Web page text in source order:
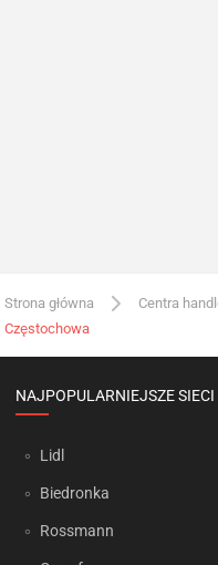
Strona główna Centra
Częstochowa
NAJPOPULARNIEJSZE SIECI
Lidl
Biedronka
Rossmann